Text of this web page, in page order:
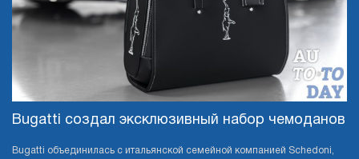
Bugatti создал эксклюзивный набор чемоданов
Bugatti объединилась с итальянской семейной компанией Schedoni,